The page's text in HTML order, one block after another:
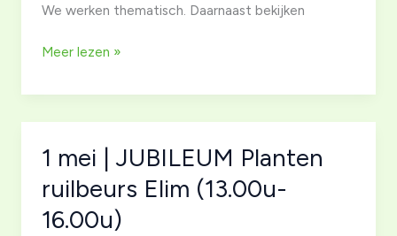
We werken thematisch. Daarnaast bekijken
21
|
15.00)
Meer lezen »
1 mei | JUBILEUM Planten
ruilbeurs Elim (13.00u-
16.00u)